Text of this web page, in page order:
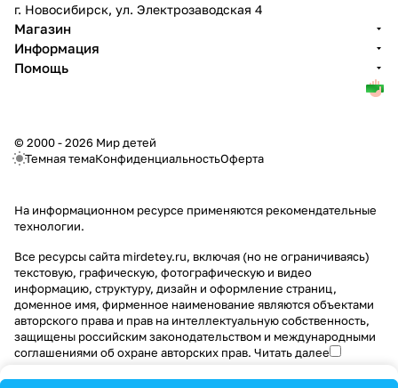
г. Новосибирск, ул. Электрозаводская 4
Магазин
Информация
Помощь
© 2000 - 2026 Мир детей
Темная темаКонфиденциальностьОферта
На информационном ресурсе применяются рекомендательные
технологии.
Все ресурсы сайта mirdetey.ru, включая (но не ограничиваясь)
текстовую, графическую, фотографическую и видео
информацию, структуру, дизайн и оформление страниц,
доменное имя, фирменное наименование являются объектами
авторского права и прав на интеллектуальную собственность,
защищены российским законодательством и международными
соглашениями об охране авторских прав. Читать далее